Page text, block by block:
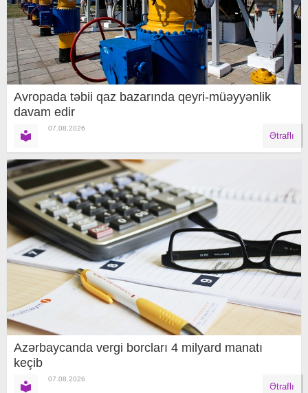
Avropada təbii qaz bazarında qeyri-müəyyənlik
davam edir
07.08.2026
Ətraflı
Azərbaycanda vergi borcları 4 milyard manatı
keçib
07.08.2026
Ətraflı